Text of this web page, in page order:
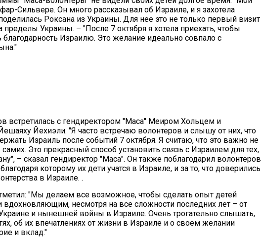
Сильвере. Он много рассказывал об Израиле, и я захотела
Роксана из Украины. Для нее это не только первый визит
Украины. – "После 7 октября я хотела приехать, чтобы
Израилю. Это желание идеально совпало с
встретилась с гендиректором "Маса" Меиром Хольцем и
Йехиэли. "Я часто встречаю волонтеров и слышу от них, что
Израиль после событий 7 октября. Я считаю, что это важно не
Это прекрасный способ установить связь с Израилем для тех,
– сказал гендиректор "Маса". Он также поблагодарил волонтеров
которому их дети учатся в Израиле, и за то, что доверились
в Израиле. .
"Мы делаем все возможное, чтобы сделать опыт детей
несмотря на все сложности последних лет – от
и нынешней войны в Израиле. Очень трогательно слышать,
об их впечатлениях от жизни в Израиле и о своем желании
и вклад."